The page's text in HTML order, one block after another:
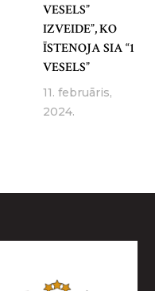
VESELS”
IZVEIDE”, KO
ĪSTENOJA SIA “1
VESELS”
11. februāris,
2024.